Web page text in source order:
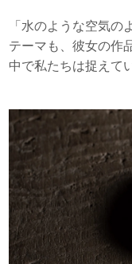
「水のような空気
テーマも、彼女の作
中で私たちは捉えて